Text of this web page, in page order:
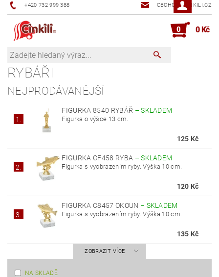
+420 732 999 388 OBCHOD@CINKILI.CZ
0 0 Kč
RYBÁŘI
NEJPRODÁVANĚJŠÍ
1.
FIGURKA 8540 RYBÁŘ –SKLADEM
Figurka o výšce 13 cm.
125 Kč
2.
FIGURKA CF458 RYBA –SKLADEM
Figurka s vyobrazením ryby. Výška 10 cm.
120 Kč
3.
FIGURKA C8457 OKOUN – SKLADEM
Figurka s vyobrazením ryby. Výška 10 cm.
135 Kč
ZOBRAZIT VÍCE
NA SKLADĚ